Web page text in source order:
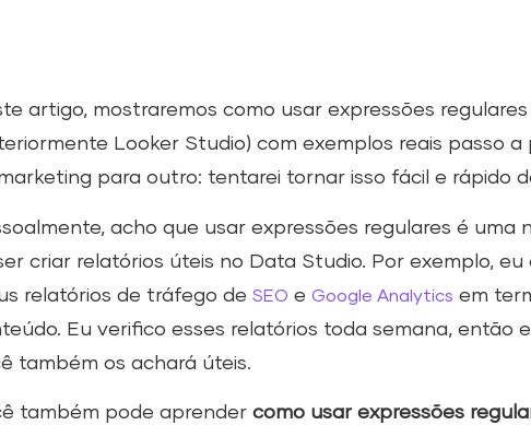
artigo, mostraremos como usar expressões
Looker Studio) com exemplos reais passo a
para outro: tentarei tornar isso fácil e rápido
acho que usar expressões regulares é uma
criar relatórios úteis no Data Studio. Por exemplo, eu
relatórios de tráfego de SEO e Google Analytics em
Eu verifico esses relatórios toda semana, então
também os achará úteis.
também pode aprender como usar expressões